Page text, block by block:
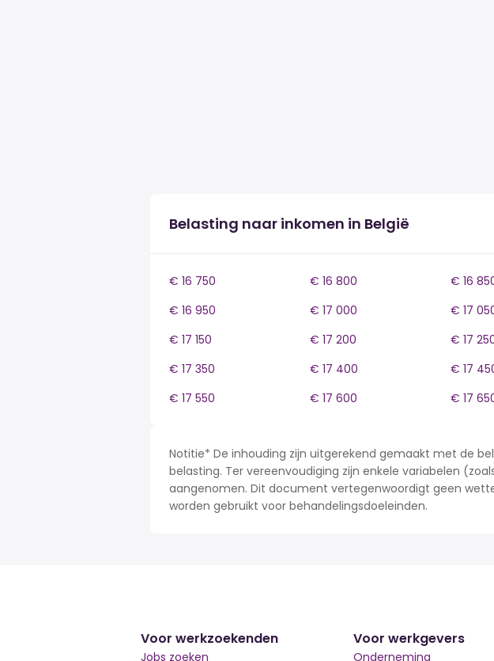
Belasting naar inkomen in België
€ 16 750 € 16 800 € 16
€ 16 950
€ 17 000 € 17
€ 17 150
€ 17 200 € 17
€ 17 350
€ 17 400 € 17
€ 17 550
€ 17 600 € 17
Notitie* De inhouding zijn uitgerekend gemaakt met de
belasting. Ter vereenvoudiging zijn enkele variabelen
aangenomen. Dit document vertegenwoordigt geen
worden gebruikt voor behandelingsdoeleinden.
Voor werkzoekenden
Jobs zoeken
Voor werkgevers
Onderneming